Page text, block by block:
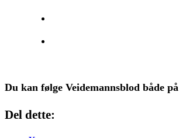
Du kan følge Veidemannsblod både på
Del dette: